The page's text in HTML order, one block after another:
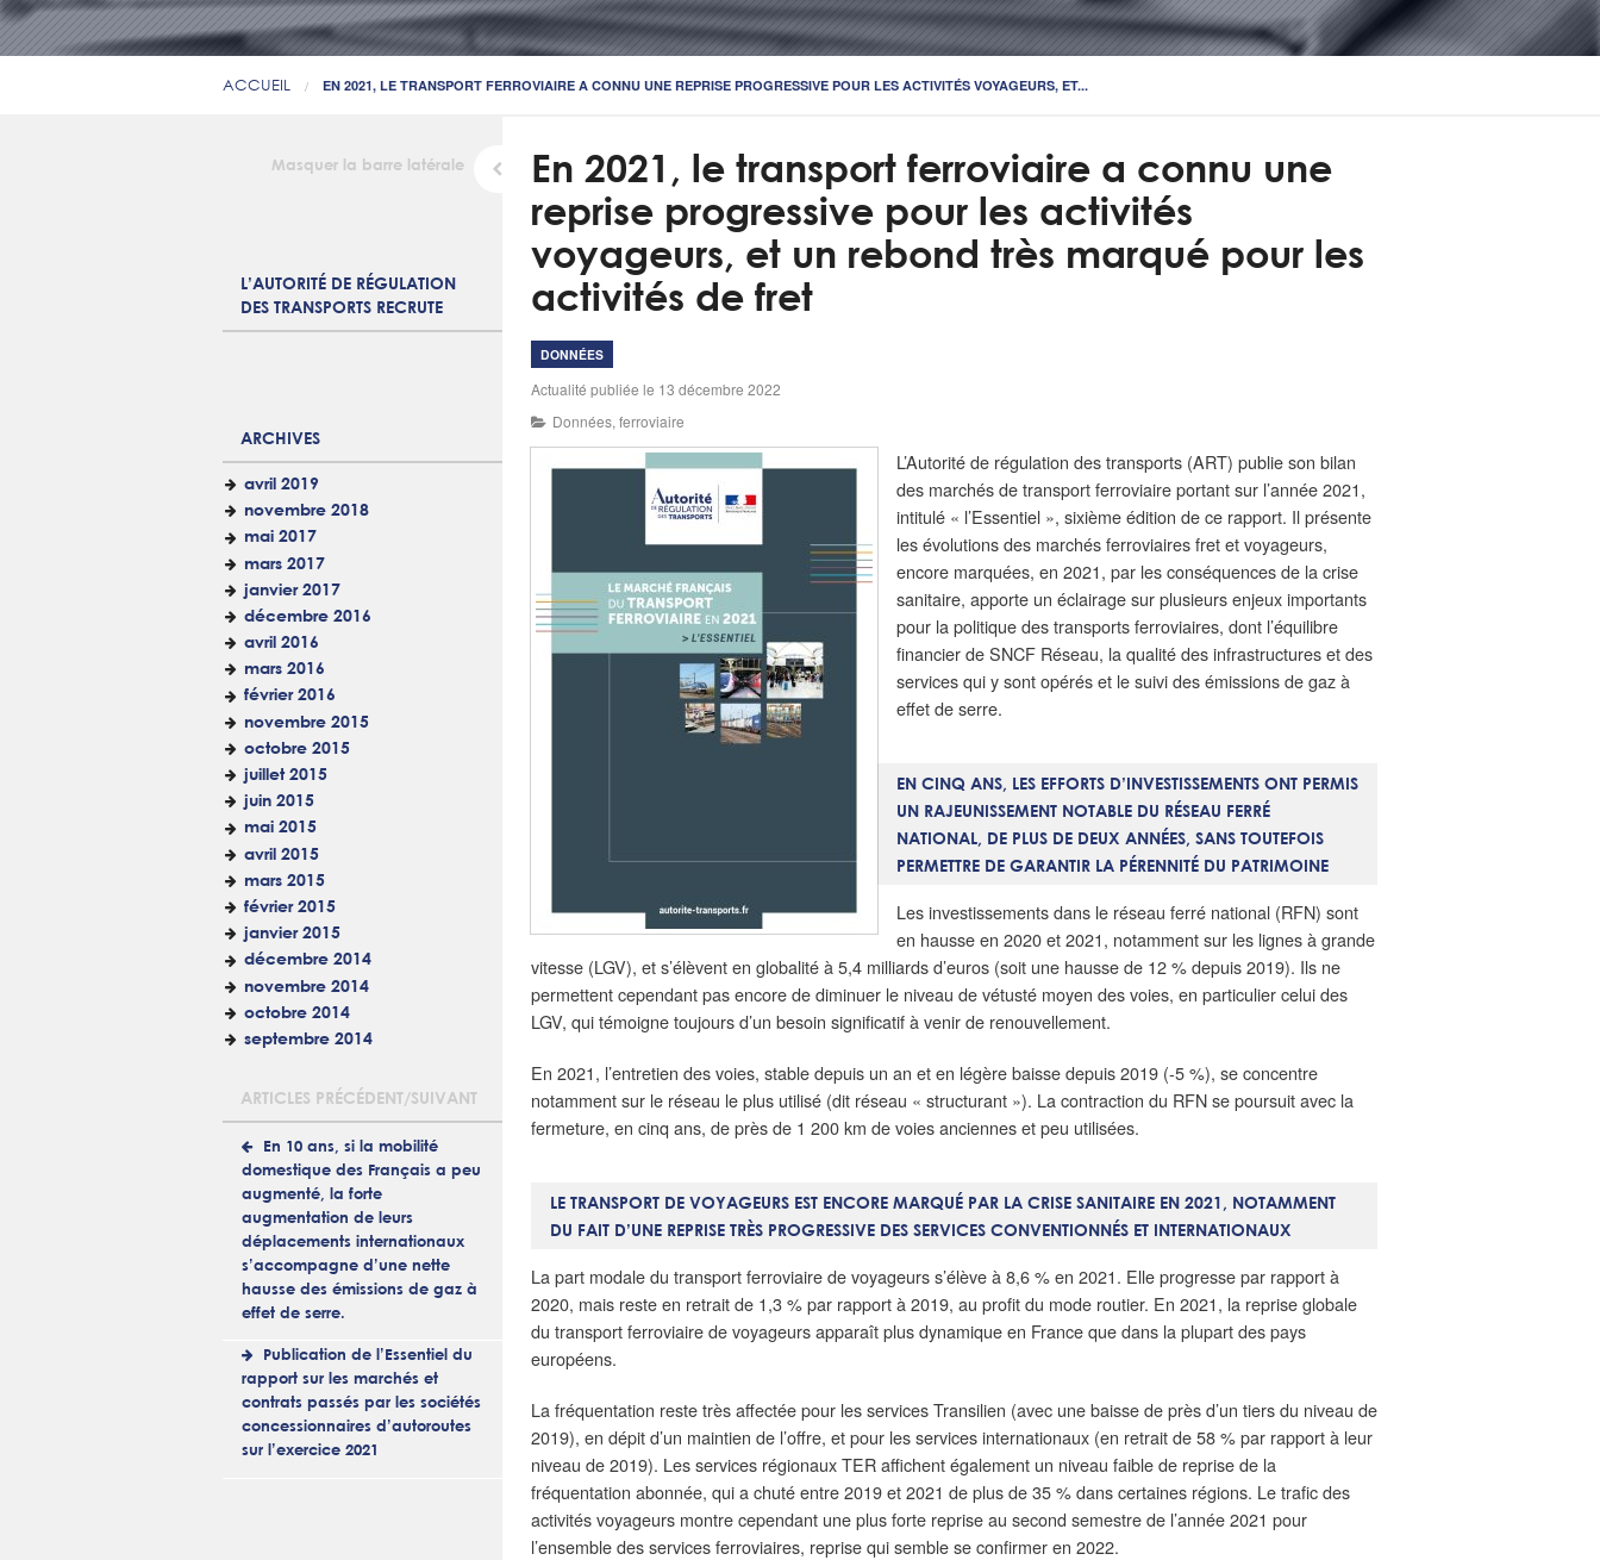
ACCUEIL EN 2021, LE TRANSPORT FERROVIAIRE A CONNU UNE REPRISE PROGRESSIVE POUR LES ACTIVITÉS VOYAGEURS, ET...
Masquer la barre latérale
L’AUTORITÉ DE RÉGULATION
DES TRANSPORTS RECRUTE
ARCHIVES
avril 2019
novembre 2018
mai 2017
mars 2017
janvier 2017
décembre 2016
avril 2016
mars 2016
février 2016
novembre 2015
octobre 2015
juillet 2015
juin 2015
mai 2015
avril 2015
mars 2015
février 2015
janvier 2015
décembre 2014
novembre 2014
octobre 2014
septembre 2014
ARTICLES PRÉCÉDENT/SUIVANT
En 10 ans, si la mobilité
domestique des Français a peu
augmenté, la forte
augmentation de leurs
déplacements internationaux
s’accompagne d’une nette
hausse des émissions de gaz à
effet de serre.
Publication de l’Essentiel du
rapport sur les marchés et
contrats passés par les sociétés
concessionnaires d’autoroutes
sur l’exercice 2021
En 2021, le transport ferroviaire a connu une
reprise progressive pour les activités
voyageurs, et un rebond très marqué pour les
activités de fret
DONNÉES
Actualité publiée le 13 décembre 2022
Données, ferroviaire
L’Autorité de régulation des transports (ART) publie son bilan
des marchés de transport ferroviaire portant sur l’année 2021,
intitulé « l’Essentiel », sixième édition de ce rapport. Il présente
les évolutions des marchés ferroviaires fret et voyageurs,
encore marquées, en 2021, par les conséquences de la crise
sanitaire, apporte un éclairage sur plusieurs enjeux importants
pour la politique des transports ferroviaires, dont l’équilibre
financier de SNCF Réseau, la qualité des infrastructures et des
services qui y sont opérés et le suivi des émissions de gaz à
effet de serre.
EN CINQ ANS, LES EFFORTS D’INVESTISSEMENTS ONT PERMIS
UN RAJEUNISSEMENT NOTABLE DU RÉSEAU FERRÉ
NATIONAL, DE PLUS DE DEUX ANNÉES, SANS TOUTEFOIS
PERMETTRE DE GARANTIR LA PÉRENNITÉ DU PATRIMOINE
Les investissements dans le réseau ferré national (RFN) sont
en hausse en 2020 et 2021, notamment sur les lignes à grande
vitesse (LGV), et s’élèvent en globalité à 5,4 milliards d’euros (soit une hausse de 12 % depuis 2019). Ils ne
permettent cependant pas encore de diminuer le niveau de vétusté moyen des voies, en particulier celui des
LGV, qui témoigne toujours d’un besoin significatif à venir de renouvellement.
En 2021, l’entretien des voies, stable depuis un an et en légère baisse depuis 2019 (-5 %), se concentre
notamment sur le réseau le plus utilisé (dit réseau « structurant »). La contraction du RFN se poursuit avec la
fermeture, en cinq ans, de près de 1 200 km de voies anciennes et peu utilisées.
LE TRANSPORT DE VOYAGEURS EST ENCORE MARQUÉ PAR LA CRISE SANITAIRE EN 2021, NOTAMMENT
DU FAIT D’UNE REPRISE TRÈS PROGRESSIVE DES SERVICES CONVENTIONNÉS ET INTERNATIONAUX
La part modale du transport ferroviaire de voyageurs s’élève à 8,6 % en 2021. Elle progresse par rapport à
2020, mais reste en retrait de 1,3 % par rapport à 2019, au profit du mode routier. En 2021, la reprise globale
du transport ferroviaire de voyageurs apparaît plus dynamique en France que dans la plupart des pays
européens.
La fréquentation reste très affectée pour les services Transilien (avec une baisse de près d’un tiers du niveau de
2019), en dépit d’un maintien de l’offre, et pour les services internationaux (en retrait de 58 % par rapport à leur
niveau de 2019). Les services régionaux TER affichent également un niveau faible de reprise de la
fréquentation abonnée, qui a chuté entre 2019 et 2021 de plus de 35 % dans certaines régions. Le trafic des
activités voyageurs montre cependant une plus forte reprise au second semestre de l’année 2021 pour
l’ensemble des services ferroviaires, reprise qui semble se confirmer en 2022.